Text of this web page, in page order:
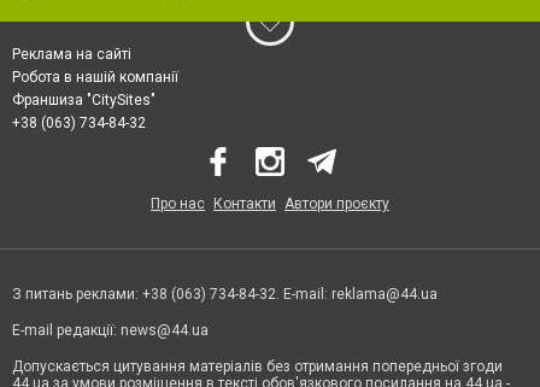
Реклама на сайті
Робота в нашій компанії
Франшиза "CitySites"
+38 (063) 734-84-32
Про нас Контакти Автори проєкту
З питань реклами: +38 (063) 734-84-32. E-mail: reklama@44.ua
E-mail редакції: news@44.ua
Допускається цитування матеріалів без отримання попередньої згоди
44.ua за умови розміщення в тексті обов'язкового посилання на 44.ua -